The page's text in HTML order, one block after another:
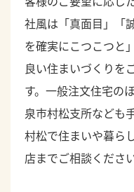
社風は「真面目」「
を確実にこつこつと
良い住まいづくりを
す。一般注文住宅の
泉市村松支所なども
村松で住まいや暮ら
店までご相談ください